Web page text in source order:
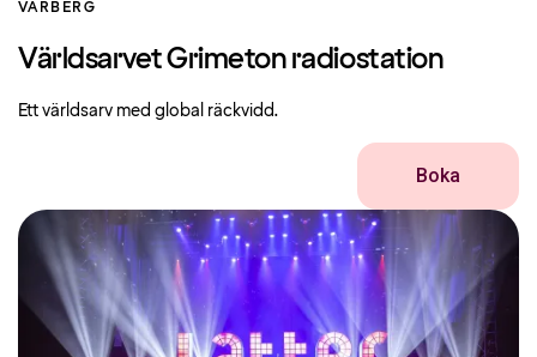
VARBERG
Världsarvet Grimeton radiostation
Ett världsarv med global räckvidd.
Boka